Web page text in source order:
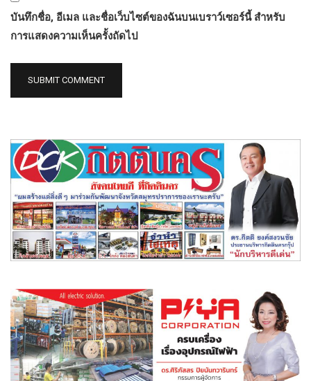
บันทึกชื่อ, อีเมล และชื่อเว็บไซต์ของฉันบนเบราว์เซอร์นี้ สำหรับ
การแสดงความเห็นครั้งถัดไป